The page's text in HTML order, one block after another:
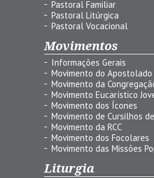
Pastoral Familiar
Pastoral Litúrgica
Pastoral Vocacional
Movimentos
Informações Gerais
Movimento do Apostolado
Movimento da
Movimento Eucarístico
Movimento dos Ícones
Movimento de Cursilhos
Movimento da RCC
Movimento dos Focolares
Movimento das Missões
Liturgia